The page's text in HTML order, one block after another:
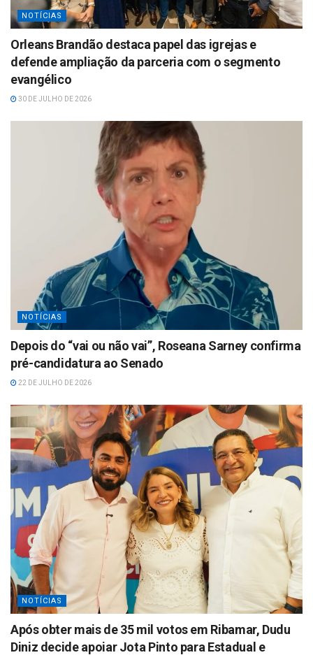
NOTÍCIAS
Orleans Brandão destaca papel das igrejas e
defende ampliação da parceria com o segmento
evangélico
30 DE JULHO DE 2026
NOTÍCIAS
Depois do “vai ou não vai”, Roseana Sarney confirma
pré-candidatura ao Senado
22 DE JULHO DE 2026
NOTÍCIAS
Após obter mais de 35 mil votos em Ribamar, Dudu
Diniz decide apoiar Jota Pinto para Estadual e